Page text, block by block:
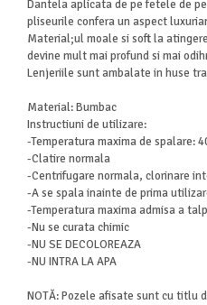
Dantela aplicata de pe fetele de
pliseurile confera un aspect
Material;ul moale si soft la
devine mult mai profund si mai
Lenjeriile sunt ambalate in huse
Material: Bumbac
Instructiuni de utilizare:
-Temperatura maxima de spalare:
-Clatire normala
-Centrifugare normala, clorinare
-A se spala inainte de prima
-Temperatura maxima admisa a
-Nu se curata chimic
-NU SE DECOLOREAZA
-NU INTRA LA APA
NOTĂ: Pozele afisate sunt cu titlu